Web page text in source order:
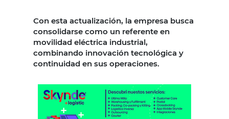
Con esta actualización, la empresa busca
consolidarse como un referente en
movilidad eléctrica industrial,
combinando innovación tecnológica y
continuidad en sus operaciones.